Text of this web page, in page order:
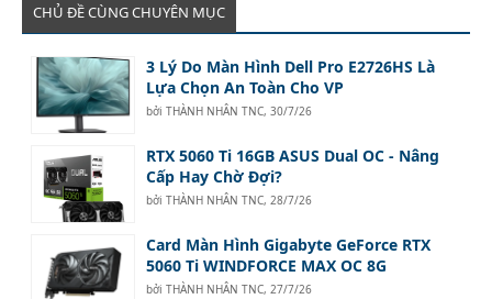
CHỦ ĐỀ CÙNG CHUYÊN MỤC
3 Lý Do Màn Hình Dell Pro E2726HS Là
Lựa Chọn An Toàn Cho VP
bởiTHÀNH NHÂN TNC,30/7/26
RTX 5060 Ti 16GB ASUS Dual OC - Nâng
Cấp Hay Chờ Đợi?
bởiTHÀNH NHÂN TNC, 28/7/26
Card Màn Hình Gigabyte GeForce RTX
5060 Ti WINDFORCE MAX OC 8G
bởiTHÀNH NHÂN TNC,27/7/26